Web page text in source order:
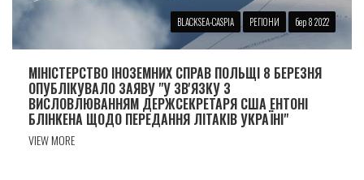
BLACKSEA-CASPIA РЕГІОНИ бер 8 2022
МІНІСТЕРСТВО ІНОЗЕМНИХ СПРАВ ПОЛЬЩІ 8 БЕРЕЗНЯ
ОПУБЛІКУВАЛО ЗАЯВУ "У ЗВ'ЯЗКУ З
ВИСЛОВЛЮВАННЯМ ДЕРЖСЕКРЕТАРЯ США ЕНТОНІ
БЛІНКЕНА ЩОДО ПЕРЕДАННЯ ЛІТАКІВ УКРАЇНІ"
VIEW MORE